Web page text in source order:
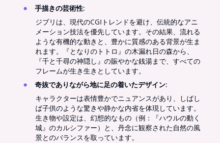
手描きの芸術性:
ジブリは、現代のCGIトレンドを避け、伝統的なアニ
メーション技法を優先しています。その結果、流れる
ような有機的な動きと、豊かに質感のある背景が生ま
れます。『となりのトトロ』の木漏れ日の森から、
『千と千尋の神隠し』の賑やかな銭湯まで、すべての
フレームが生き生きとしています。
奇抜でありながら地に足の着いたデザイン:
キャラクターは表情豊かでニュアンスがあり、しばし
ば子供のような驚きや静かな内省を体現しています。
生き物や設定は、幻想的なもの（例：『ハウルの動く
城』のカルシファー）と、丹念に観察された自然の風
景とのバランスを取っています。